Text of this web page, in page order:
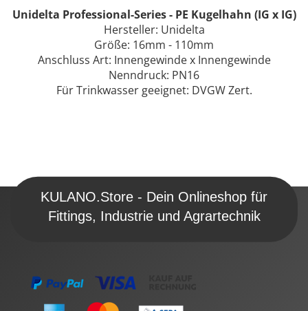
Unidelta Professional-Series - PE Kugelhahn (IG x IG)
Hersteller: Unidelta
Größe: 16mm - 110mm
Anschluss Art: Innengewinde x Innengewinde
Nenndruck: PN16
Für Trinkwasser geeignet: DVGW Zert.
KULANO.Store - Dein Onlineshop für
Fittings, Industrie und Agrartechnik